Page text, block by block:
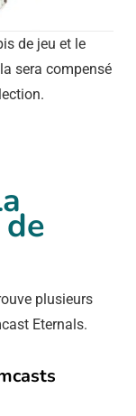
de jeu et le
sera compensé
plusieurs
Eternals.